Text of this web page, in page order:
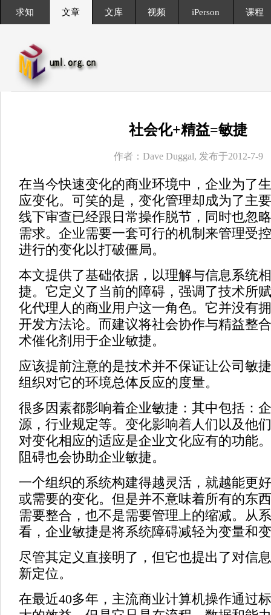
求知 文章 文库 视频 iPerson 课程
社会化+精益=敏捷
作者：Dave Duggal, 发布于2012-7-9
在当今快速变化的商业环境中，企业为了
应变化。可笑的是，变化管理却成为了主
线下审查已经跟日常操作脱节，同时也忽
需求。企业需要一套可行的机制来管理受
进行的变化以打破僵局。
本文提供了基础依据，以理解与信息系统
捷。它定义了当前的障碍，强调了技术所
化代理人的商业用户这一角色。它并没有
开发方法论。而建议将社会协作与精益整
术催化剂用于企业敏捷。
应该提前注意的是技术并不保证让公司敏
组织对它的环境总体反应的度量。
很多因素都影响着企业敏捷：其中包括：
源，行业规定等。变化影响着人们以及他
对变化相应的适应是企业文化应有的功能
阻碍也会协助企业敏捷。
一个组织的系统构建得越灵活，就越能更
或需要的变化。但是并不意味着所有的东
需要整合，也不是需要管理上的缩减。从
看，企业敏捷是将系统障碍减轻为变量和
尽管其定义直接明了，但它也提出了对信
新定位。
在最近40多年，主流商业计算机操作通过